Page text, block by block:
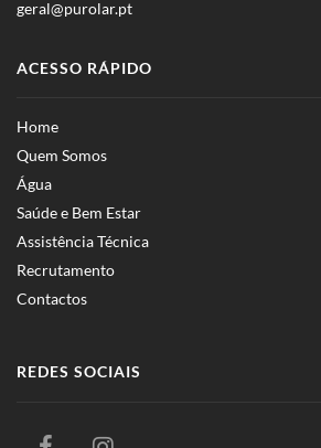
geral@purolar.pt
ACESSO RÁPIDO
Home
Quem Somos
Água
Saúde e Bem Estar
Assistência Técnica
Recrutamento
Contactos
REDES SOCIAIS